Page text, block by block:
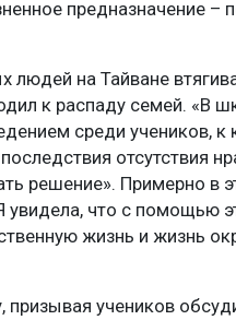
предназначение –
людей на Тайване
к распаду семей. «В
среди учеников, к
отсутствия
решение». Примерно в
увидела, что с помощью
жизнь и жизнь
призывая учеников